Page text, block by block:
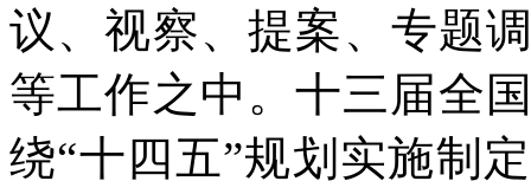
议、视察、提案、专题
等工作之中。十三届全
绕“十四五”规划实施制